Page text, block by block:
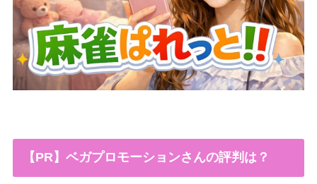
【PR】ベガプロモーションさんの評判は？